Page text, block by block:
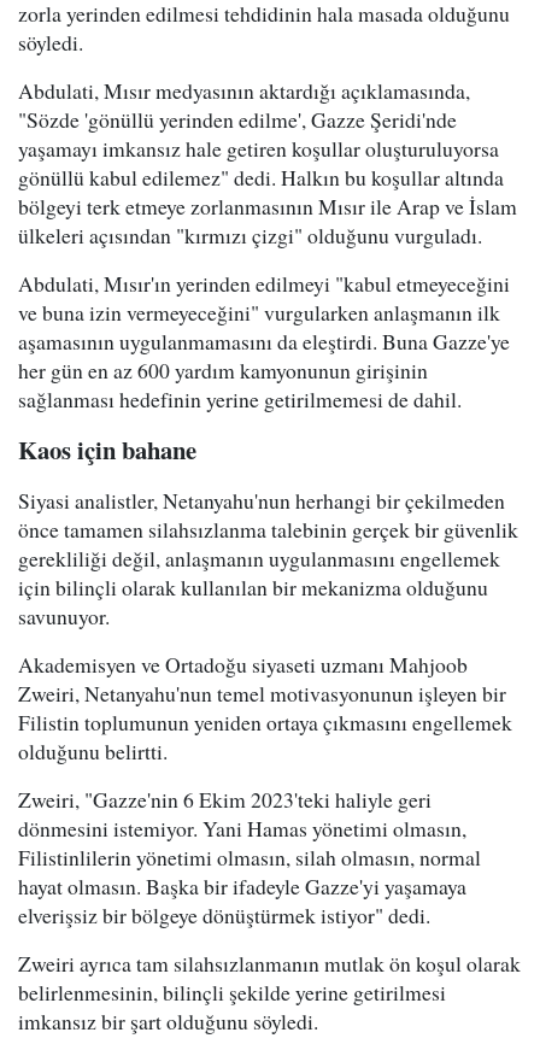
zorla yerinden edilmesi tehdidinin hala masada olduğunu
söyledi.
Abdulati, Mısır medyasının aktardığı açıklamasında,
"Sözde 'gönüllü yerinden edilme', Gazze Şeridi'nde
yaşamayı imkansız hale getiren koşullar oluşturuluyorsa
gönüllü kabul edilemez" dedi. Halkın bu koşullar altında
bölgeyi terk etmeye zorlanmasının Mısır ile Arap ve İslam
ülkeleri açısından "kırmızı çizgi" olduğunu vurguladı.
Abdulati, Mısır'ın yerinden edilmeyi "kabul etmeyeceğini
ve buna izin vermeyeceğini" vurgularken anlaşmanın ilk
aşamasının uygulanmamasını da eleştirdi. Buna Gazze'ye
her gün en az 600 yardım kamyonunun girişinin
sağlanması hedefinin yerine getirilmemesi de dahil.
Kaos için bahane
Siyasi analistler, Netanyahu'nun herhangi bir çekilmeden
önce tamamen silahsızlanma talebinin gerçek bir güvenlik
gerekliliği değil, anlaşmanın uygulanmasını engellemek
için bilinçli olarak kullanılan bir mekanizma olduğunu
savunuyor.
Akademisyen ve Ortadoğu siyaseti uzmanı Mahjoob
Zweiri, Netanyahu'nun temel motivasyonunun işleyen bir
Filistin toplumunun yeniden ortaya çıkmasını engellemek
olduğunu belirtti.
Zweiri, "Gazze'nin 6 Ekim 2023'teki haliyle geri
dönmesini istemiyor. Yani Hamas yönetimi olmasın,
Filistinlilerin yönetimi olmasın, silah olmasın, normal
hayat olmasın. Başka bir ifadeyle Gazze'yi yaşamaya
elverişsiz bir bölgeye dönüştürmek istiyor" dedi.
Zweiri ayrıca tam silahsızlanmanın mutlak ön koşul olarak
belirlenmesinin, bilinçli şekilde yerine getirilmesi
imkansız bir şart olduğunu söyledi.